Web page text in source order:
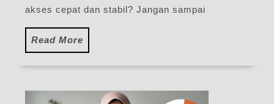
akses cepat dan stabil? Jangan sampai
Read More
More